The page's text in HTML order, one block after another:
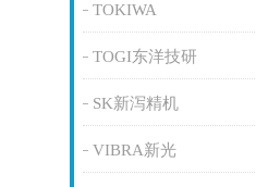
TOKIWA
TOGI东洋技研
SK新泻精机
VIBRA新光